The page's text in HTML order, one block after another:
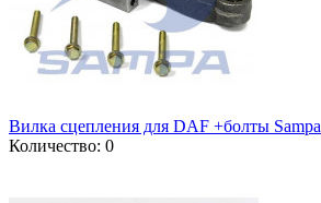
Вилка сцепления для DAF +болты Sampa
Количество: 0